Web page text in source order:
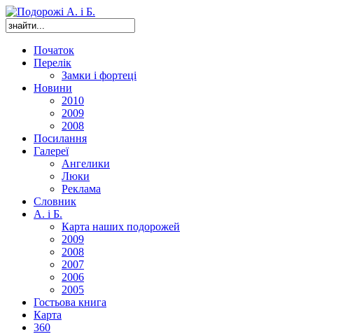
Початок
Перелік
Замки і фортеці
Новини
2010
2009
2008
Посилання
Галереї
Ангелики
Люки
Реклама
Словник
А. і Б.
Карта наших подорожей
2009
2008
2007
2006
2005
Гостьова книга
Карта
360